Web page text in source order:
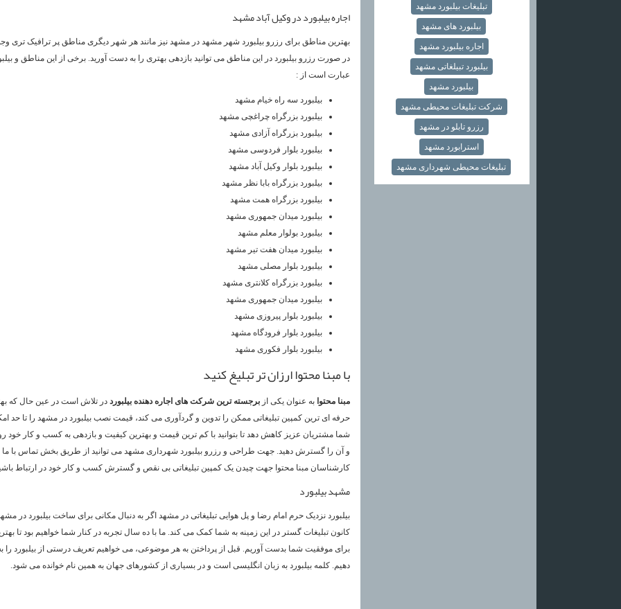
اجاره بیلبورد در وکیل آباد مشهد
بهترین مناطق برای رزرو بیلبورد شهر مشهد در مشهد نیز مانند هر شهر دیگری مناطق پر ترافیک تری
در صورت رزرو بیلبورد در این مناطق می توانید بازدهی بهتری را به دست آورید. برخی از این مناطق و
عبارت است از :
بیلبورد سه راه خیام مشهد
بیلبورد بزرگراه چراغچی مشهد
بیلبورد بزرگراه آزادی مشهد
بیلبورد بلوار فردوسی مشهد
بیلبورد بلوار وکیل آباد مشهد
بیلبورد بزرگراه بابا نظر مشهد
بیلبورد بزرگراه همت مشهد
بیلبورد میدان جمهوری مشهد
بیلبورد بولوار معلم مشهد
بیلبورد میدان هفت تیر مشهد
بیلبورد بلوار مصلی مشهد
بیلبورد بزرگراه کلانتری مشهد
بیلبورد میدان جمهوری مشهد
بیلبورد بلوار پیروزی مشهد
بیلبورد بلوار فرودگاه مشهد
بیلبورد بلوار فکوری مشهد
با مبنا محتوا ارزان تر تبلیغ کنید
مبنا محتوا به عنوان یکی ازبرجسته ترین شرکت های اجاره دهنده بیلبورد در تلاش است در عین حال که
حرفه ای ترین کمپین تبلیغاتی ممکن را تدوین و گردآوری می کند، قیمت نصب بیلبورد در مشهد را تا حد
شما مشتریان عزیز کاهش دهد تا بتوانید با کم ترین قیمت و بهترین کیفیت و بازدهی به کسب و کار خود
و آن را گسترش دهید. جهت طراحی و رزرو بیلبورد شهرداری مشهد می توانید از طریق بخش تماس با ما
کارشناسان مبنا محتوا جهت چیدن یک کمپین تبلیغاتی بی نقص و گسترش کسب و کار خود در ارتباط
مشهد بیلبورد
بیلبورد نزدیک حرم امام رضا و پل هوایی تبلیغاتی در مشهد اگر به دنبال مکانی برای ساخت بیلبورد در
کانون تبلیغات گستر در این زمینه به شما کمک می کند. ما با ده سال تجربه در کنار شما خواهیم بود تا
برای موفقیت شما بدست آوریم. قبل از پرداختن به هر موضوعی، می خواهیم تعریف درستی از بیلبورد را
دهیم. کلمه بیلبورد به زبان انگلیسی است و در بسیاری از کشورهای جهان به همین نام خوانده می شود.
تبلیغات بیلبورد مشهد
بیلبورد های مشهد
اجاره بیلبورد مشهد
بیلبورد تبیلغاتی مشهد
بیلبورد مشهد
شرکت تبلیغات محیطی مشهد
رزرو تابلو در مشهد
استرابورد مشهد
تبلیغات محیطی شهرداری مشهد